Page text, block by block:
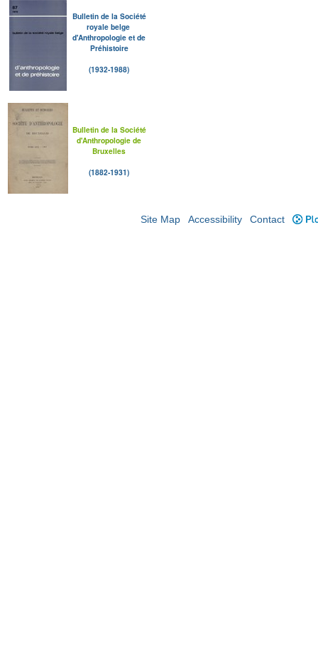
Bulletin de la Société
royale belge
d'Anthropologie et de
Préhistoire
(1932-1988)
Bulletin de la Société
d'Anthropologie de
Bruxelles
(1882-1931)
Site Map Accessibility Contact